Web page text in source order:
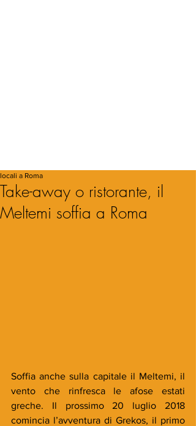
Take-away o ristorante, il
Meltemi soffia a Roma
locali a Roma
Soffia anche sulla capitale il Meltemi, il
vento che rinfresca le afose estati
greche. Il prossimo 20 luglio 2018
comincia l’avventura di Grekos, il primo